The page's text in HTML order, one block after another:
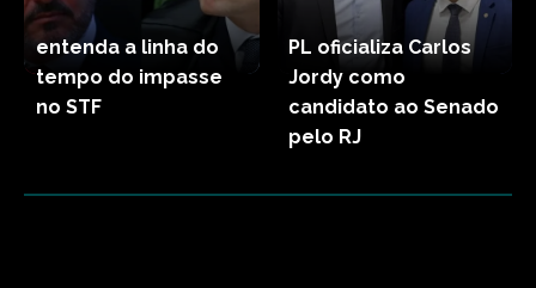
entenda a linha do
tempo do impasse
no STF
PL oficializa Carlos
Jordy como
candidato ao Senado
pelo RJ